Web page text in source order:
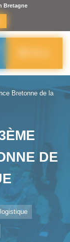
Bretagne
Bretonne de la
DE